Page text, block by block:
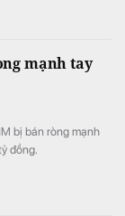
nhà nước, doanh
mạnh tay
bị bán ròng mạnh
đồng.